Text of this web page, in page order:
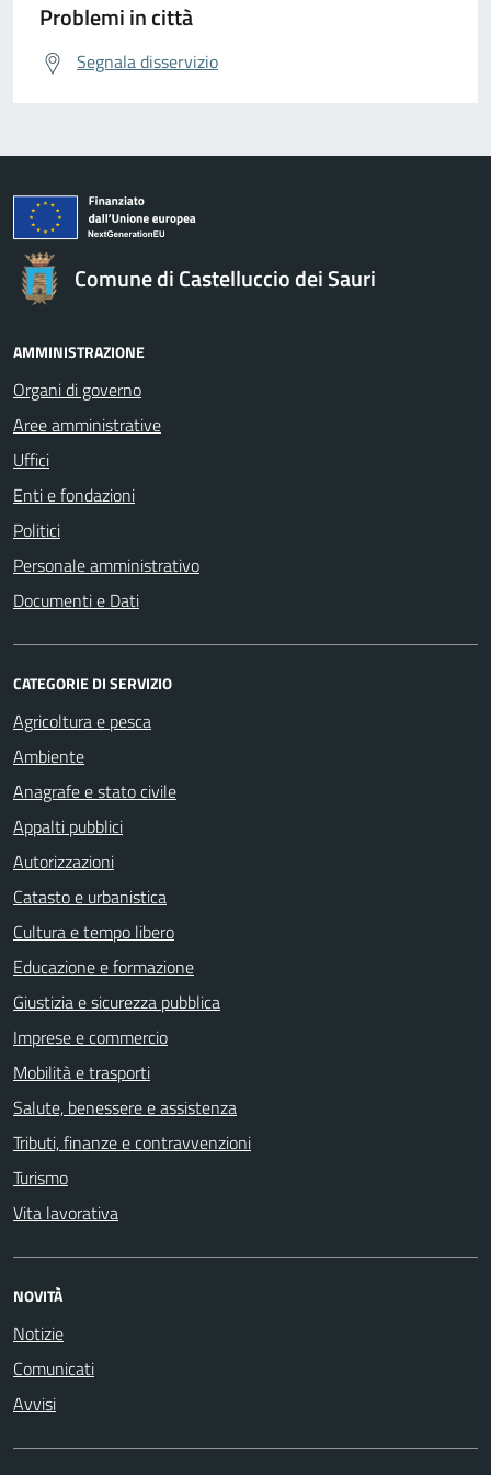
Problemi in città
Segnala disservizio
Comune di Castelluccio dei Sauri
AMMINISTRAZIONE
Organi di governo
Aree amministrative
Uffici
Enti e fondazioni
Politici
Personale amministrativo
Documenti e Dati
CATEGORIE DI SERVIZIO
Agricoltura e pesca
Ambiente
Anagrafe e stato civile
Appalti pubblici
Autorizzazioni
Catasto e urbanistica
Cultura e tempo libero
Educazione e formazione
Giustizia e sicurezza pubblica
Imprese e commercio
Mobilità e trasporti
Salute, benessere e assistenza
Tributi, finanze e contravvenzioni
Turismo
Vita lavorativa
NOVITÀ
Notizie
Comunicati
Avvisi